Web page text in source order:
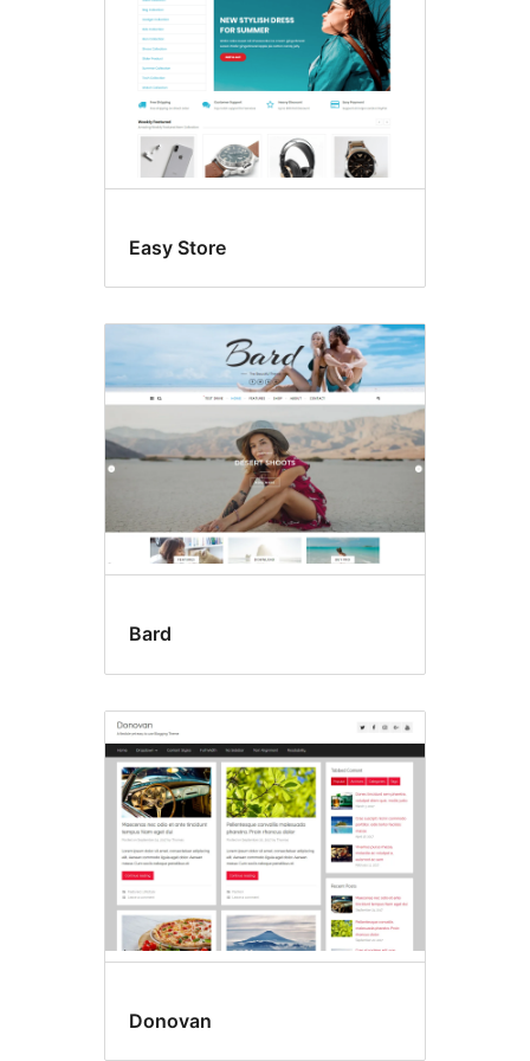
Easy Store
Bard
Donovan